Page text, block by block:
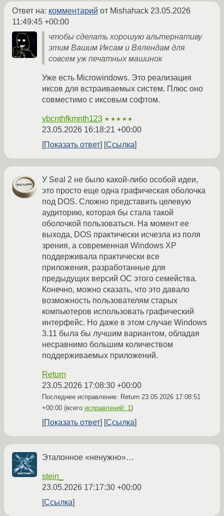
Ответ на: комментарий от Mishahack 23.05.2026
11:49:45 +00:00
чтобы сделать хорошую альтернативу
этим Вашим Иксам и Вялендам для
совсем уж печатных машинок
Уже есть Microwindows. Это реализация
иксов для встраиваемых систем. Плюс оно
совместимо с иксовым софтом.
vbcnthfkmnth123 ★★★★★
23.05.2026 16:18:21 +00:00
Показать ответ
Ссылка
У Seal 2 не было какой-либо особой идеи,
это просто еще одна графическая оболочка
под DOS. Сложно представить целевую
аудиторию, которая бы стала такой
оболочкой пользоваться. На момент ее
выхода, DOS практически исчезла из поля
зрения, а современная Windows XP
поддерживала практически все
приложения, разработанные для
предыдущих версий ОС этого семейства.
Конечно, можно сказать, что это давало
возможность пользователям старых
компьютеров использовать графический
интерфейс. Но даже в этом случае Windows
3.11 была бы лучшим вариантом, обладая
несравнимо большим количеством
поддерживаемых приложений.
Return
23.05.2026 17:08:30 +00:00
Последнее исправление: Return 23.05.2026 17:08:51
+00:00 (всего исправлений: 1 )
Показать ответ Ссылка
Эталонное «ненужно»…
stein_
23.05.2026 17:17:30 +00:00
Ссылка